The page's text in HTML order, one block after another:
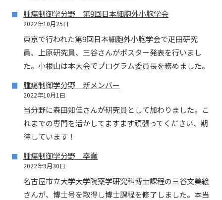
腫瘍制御学分野 第9回日本細胞外小胞学会
2022年10月25日
東京で行われた第9回日本細胞外小胞学会で疋田研究
員、上原研究員、三谷さんがポスター発表を行いまし
た。小根山は本大会でプログラム委員長を務めました。
腫瘍制御学分野 新メンバー
2022年10月1日
当分野に森田知佳さんが研究員として加わりました。こ
れまでの専門を活かしてますます頑張ってください、期
待しています！
腫瘍制御学分野 卒業
2022年9月30日
名古屋市立大学大学院薬学研究科博士課程の三谷文美絵
さんが、博士号を取得し博士課程を修了しました。本当